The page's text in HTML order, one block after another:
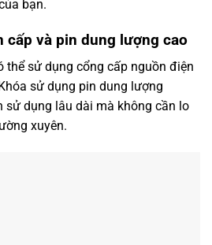
bạn.
cấp và pin dung lượng cao
thể sử dụng cổng cấp nguồn điện
sử dụng pin dung lượng
sử dụng lâu dài mà không cần lo
xuyên.